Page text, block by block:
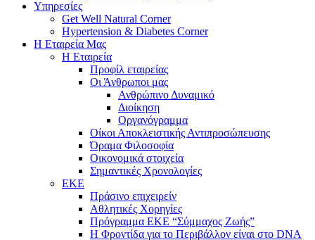
Υπηρεσίες
Get Well Natural Corner
Hypertension & Diabetes Corner
Η Εταιρεία Μας
Η Εταιρεία
Προφίλ εταιρείας
Οι Άνθρωποι μας
Ανθρώπινο Δυναμικό
Διοίκηση
Οργανόγραμμα
Οίκοι Αποκλειστικής Αντιπροσώπευσης
Όραμα Φιλοσοφία
Οικονομικά στοιχεία
Σημαντικές Χρονολογίες
ΕΚΕ
Πράσινο επιχειρείν
Αθλητικές Χορηγίες
Πρόγραμμα ΕΚΕ “Σύμμαχος Ζωής”
Η Φροντίδα για το Περιβάλλον είναι στο DNA